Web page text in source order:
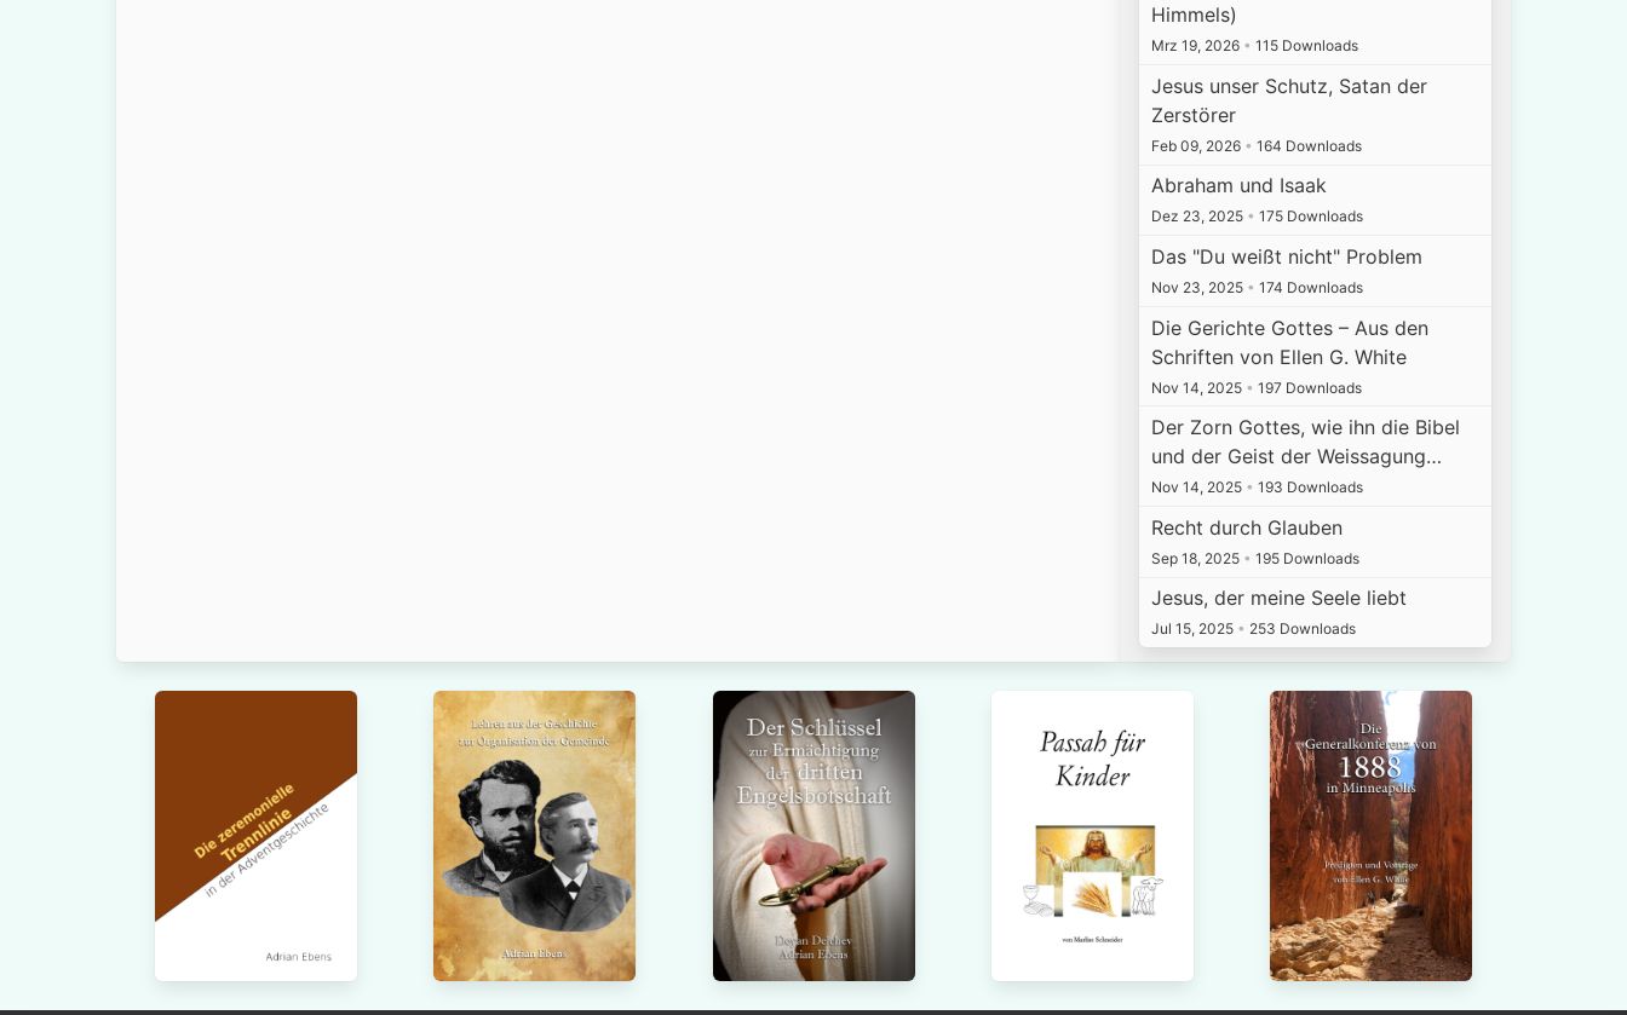
Himmels)
Mrz 19, 2026 • 115 Downloads
Jesus unser Schutz, Satan der
Zerstörer
Feb 09, 2026 • 164 Downloads
Abraham und Isaak
Dez 23, 2025 • 175 Downloads
Das "Du weißt nicht" Problem
Nov 23, 2025 • 174 Downloads
Die Gerichte Gottes – Aus den
Schriften von Ellen G. White
Nov 14, 2025 • 197 Downloads
Der Zorn Gottes, wie ihn die Bibel
und der Geist der Weissagung…
Nov 14, 2025 • 193 Downloads
Recht durch Glauben
Sep 18, 2025 • 195 Downloads
Jesus, der meine Seele liebt
Jul 15, 2025 • 253 Downloads